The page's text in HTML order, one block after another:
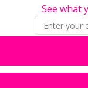
See what